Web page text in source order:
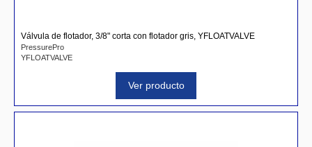
Válvula de flotador, 3/8" corta con flotador gris, YFLOATVALVE
PressurePro
YFLOATVALVE
Ver producto